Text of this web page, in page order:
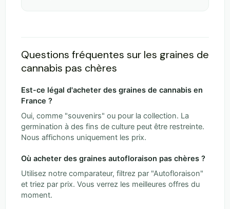
Questions fréquentes sur les graines de
cannabis pas chères
Est-ce légal d'acheter des graines de cannabis en
France ?
Oui, comme "souvenirs" ou pour la collection. La
germination à des fins de culture peut être restreinte.
Nous affichons uniquement les prix.
Où acheter des graines autofloraison pas chères ?
Utilisez notre comparateur, filtrez par "Autofloraison"
et triez par prix. Vous verrez les meilleures offres du
moment.